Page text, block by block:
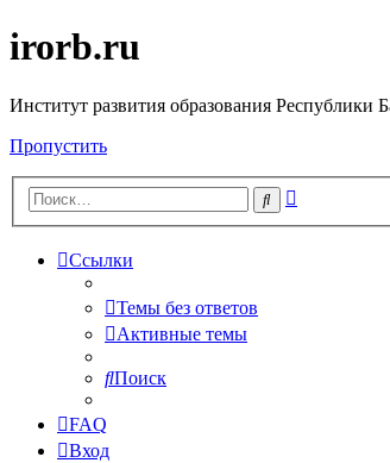
irorb.ru
Институт развития образования Республики
Пропустить
Поиск
Ссылки
Темы без ответов
Активные темы
Поиск
FAQ
Вход